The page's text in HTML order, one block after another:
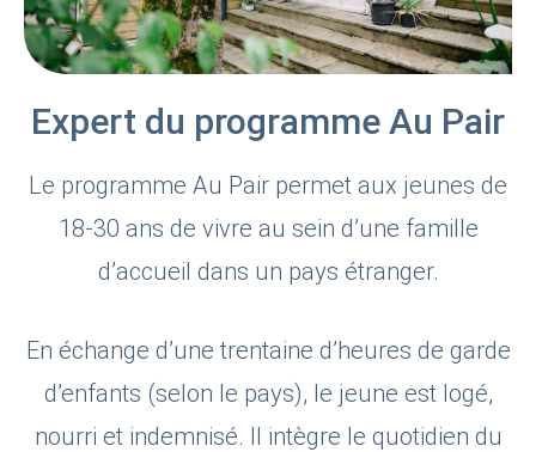
Expert du programme Au Pair
Le programme Au Pair permet aux jeunes de
18-30 ans de vivre au sein d’une famille
d’accueil dans un pays étranger.
En échange d’une trentaine d’heures de garde
d’enfants (selon le pays), le jeune est logé,
nourri et indemnisé. Il intègre le quotidien du